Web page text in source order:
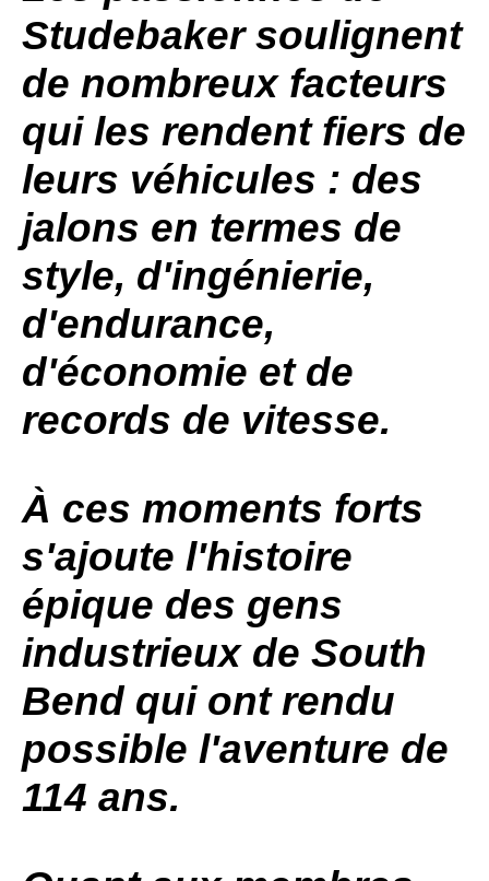
Studebakersoulignent
de nombreux facteurs
qui les rendent fiers de
leurs véhicules : des
jalons en termes de
style, d'ingénierie,
d'endurance,
d'économie et de
records de vitesse.
À ces moments forts
s'ajoute l'histoire
épique des gens
industrieux de South
Bendqui ont rendu
possible l'aventure de
114 ans.